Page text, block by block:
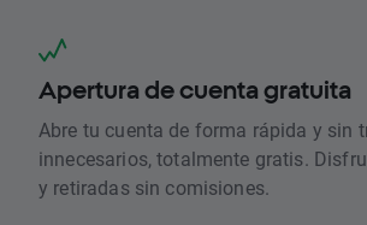
Apertura de cuenta gratuita
Abre tu cuenta de forma rápida y sin
innecesarios, totalmente gratis.
y retiradas sin comisiones.